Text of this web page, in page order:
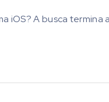
iOS? A busca termina